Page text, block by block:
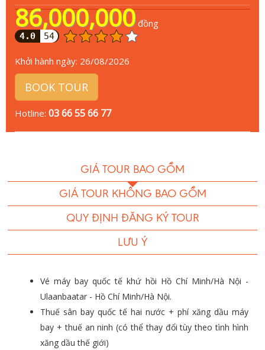
86,000,000đồng
4.0 54
Khởi hành ngày: 26/08/2026
BOOK TOUR
Hotline: 03 66 55 66 77
GIÁ TOUR BAO GỒM
GIÁ TOUR KHÔNG BAO GỒM
QUY ĐỊNH ĐĂNG KÝ TOUR
LƯU Ý
Vé máy bay quốc tế khứ hồi Hồ Chí Minh/Hà Nội -
Ulaanbaatar - Hồ Chí Minh/Hà Nội.
Thuế sân bay quốc tế hai nước + phí xăng dầu máy
bay + thuế an ninh (có thể thay đổi tùy theo tình hình
xăng dầu thế giới)